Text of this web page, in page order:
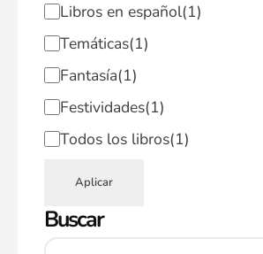
Libros en español(1)
Temáticas(1)
Fantasía(1)
Festividades(1)
Todos los libros(1)
Aplicar
Buscar